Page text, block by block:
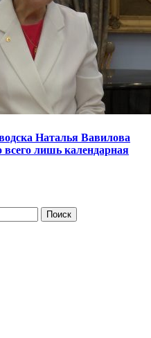
Наталья Вавилова
лишь календарная